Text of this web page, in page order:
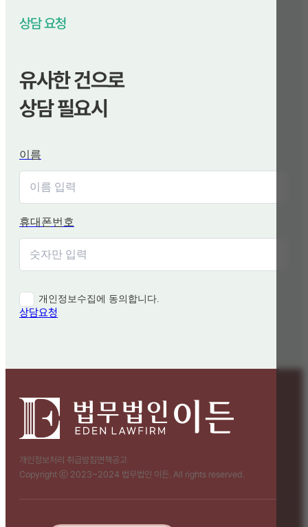
상담 요청
유사한 건으로
상담 필요시
이름
휴대폰번호
개인정보수집에 동의합니다.
상담요청
개인정보처리 취급방침 면책공고
Copyright ⓒ 2023~2024 법무법인 이든. All rights reserved.